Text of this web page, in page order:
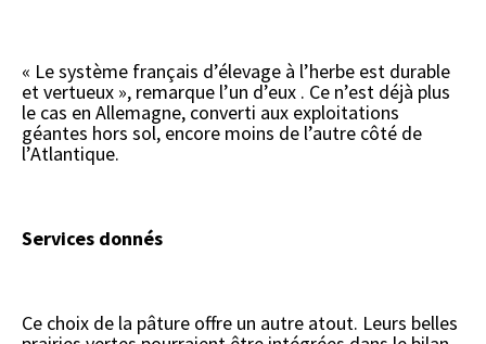
« Le système français d’élevage à l’herbe est durable
et vertueux », remarque l’un d’eux . Ce n’est déjà plus
le cas en Allemagne, converti aux exploitations
géantes hors sol, encore moins de l’autre côté de
l’Atlantique.
Services donnés
Ce choix de la pâture offre un autre atout. Leurs belles